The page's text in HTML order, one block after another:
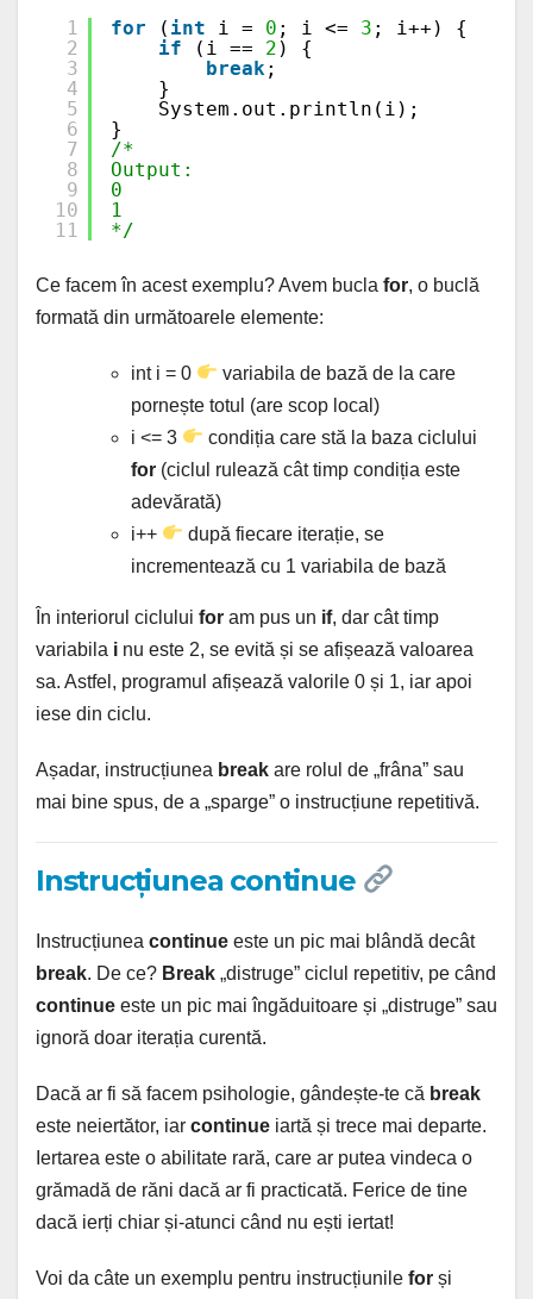
1
2
3
4
5
6
7
8
9
10
11
for ( int i = 0 ; i <= 3 ; i++) {
if
(i == 2 ) {
break ;
}
System.out.println(i);
}
/*
Output:
0
1
*/
Ce facem în acest exemplu? Avem bucla for, o buclă
formată din următoarele elemente:
int i = 0
variabila de bază de la care
pornește totul (are scop local)
i <= 3
condiția care stă la baza ciclului
for (ciclul rulează cât timp condiția este
adevărată)
i++
după fiecare iterație, se
incrementează cu 1 variabila de bază
În interiorul ciclului for am pus un if, dar cât timp
variabila i nu este 2, se evită și se afișează valoarea
sa. Astfel, programul afișează valorile 0 și 1, iar apoi
iese din ciclu.
Așadar, instrucțiunea break are rolul de „frâna” sau
mai bine spus, de a „sparge” o instrucțiune repetitivă.
Instrucțiunea continue
Instrucțiunea continue este un pic mai blândă decât
break. De ce? Break „distruge” ciclul repetitiv, pe când
continue este un pic mai îngăduitoare și „distruge” sau
ignoră doar iterația curentă.
Dacă ar fi să facem psihologie, gândește-te că break
este neiertător, iar continue iartă și trece mai departe.
Iertarea este o abilitate rară, care ar putea vindeca o
grămadă de răni dacă ar fi practicată. Ferice de tine
dacă ierți chiar și-atunci când nu ești iertat!
Voi da câte un exemplu pentru instrucțiunile for și